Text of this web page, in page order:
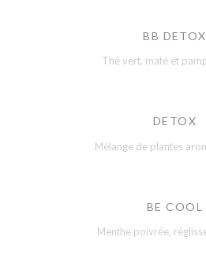
BB DETOX
Thé vert, maté et
DETOX
Mélange de plantes
BE COOL
Menthe poivrée,